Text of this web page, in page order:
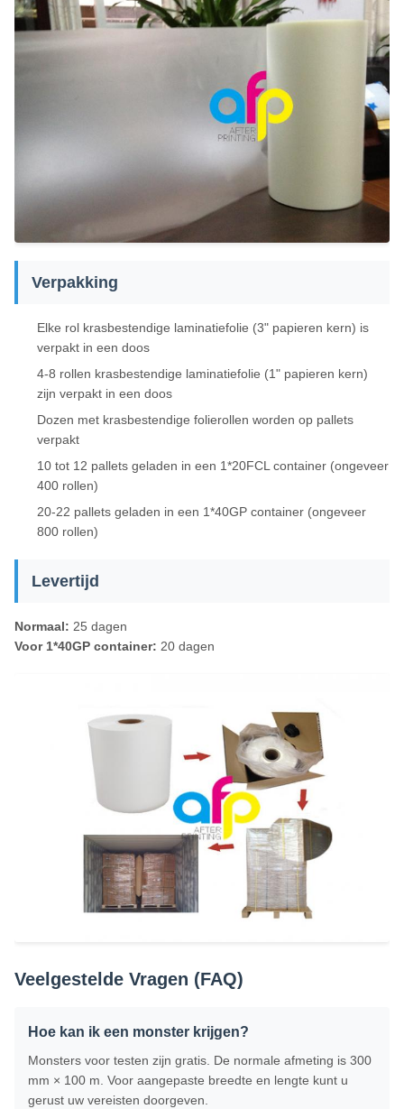
Verpakking
Elke rol krasbestendige laminatiefolie (3" papieren kern) is
verpakt in een doos
4-8 rollen krasbestendige laminatiefolie (1" papieren kern)
zijn verpakt in een doos
Dozen met krasbestendige folierollen worden op pallets
verpakt
10 tot 12 pallets geladen in een 1*20FCL container (ongeveer
400 rollen)
20-22 pallets geladen in een 1*40GP container (ongeveer
800 rollen)
Levertijd
Normaal: 25 dagen
Voor 1*40GP container: 20 dagen
Veelgestelde Vragen (FAQ)
Hoe kan ik een monster krijgen?
Monsters voor testen zijn gratis. De normale afmeting is 300
mm × 100 m. Voor aangepaste breedte en lengte kunt u
gerust uw vereisten doorgeven.